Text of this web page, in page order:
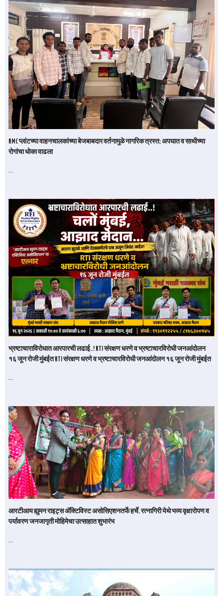
RMC प्लांटच्या वाहनचालकांच्या बेजबाबदार वर्तनामुळे नागरिक त्रस्त; अपघात व साथीच्या
रोगांचा धोका वाढला
…
भ्रष्टाचाराविरोधात आरपारची लढाई..! RTI संरक्षण धरणे व भ्रष्टाचारविरोधी जनआंदोलन
१६ जून रोजी मुंबईत RTI संरक्षण धरणे व भ्रष्टाचारविरोधी जनआंदोलन १६ जून रोजी मुंबईत
…
आरटीआय ह्युमन राइट्स अ‍ॅक्टिविस्ट असोसिएशनतर्फे हर्चे, रत्नागिरी येथे भव्य वृक्षारोपण व
पर्यावरण जनजागृती मोहिमेचा उत्साहात शुभारंभ
…